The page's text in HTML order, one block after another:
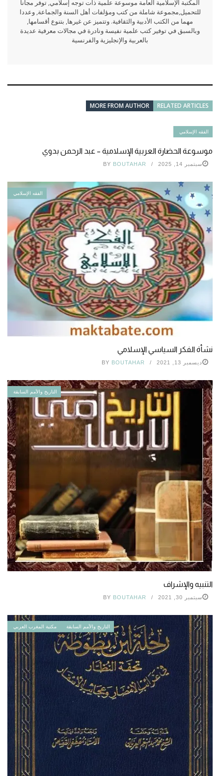
المكتبة الإسلامية العامة موسوعة علمية ذات توجه إسلامي, توفر مجانا
للتحميل,مجموعة شاملة من كتب ومؤلفات أهل السنة والجماعة, وعددا
مهما من الكتب الأدبية والثقافية. وتتميز عن غيرها, بتنوع أقسامها,
وبالسبق في توفير كتب علمية نفيسة ونادرة في مجالات معرفية عديدة
بالعربية والإنجليزية والفرنسية
RELATED ARTICLES
MORE FROM AUTHOR
الفقه الإسلامي
موسوعة الحضارة العربية الإسلامية – عبد الرحمن بدوي
سبتمبر 14, 2025 BY BOUTAHAR
الفقه الإسلامي
نشأة الفكر السياسي الإسلامي
ديسمبر 13, 2021 BY BOUTAHAR
التاريخ والأمم السابقة
التنبيه والإشراف
سبتمبر 30, 2021 BY BOUTAHAR
التاريخ والأمم السابقة مكتبة المغرب العربي